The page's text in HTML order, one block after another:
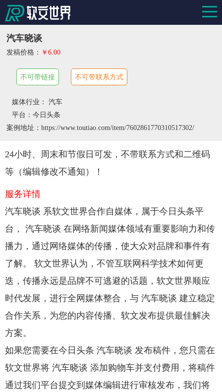
汽车晓谈
发稿价格： ￥6.00
不可带链接 不可带联系方式
媒体行业： 汽车
平台：今日头条
案例地址：https://www.toutiao.com/item/7602861770310517302/
24小时、周末和节假日可发，不带联系方式和二维码
等（编辑修改不通知）！
服务详情
汽车晓谈 系软文世界合作自媒体，属于今日头条平
台， 汽车晓谈 在网络新闻媒体领域有重要影响力和传
播力，通过网络媒体的传播，使大众对品牌和事件有
了解。 软文世界认为，不管互联网科学技术如何更
迭，传播永远是品牌不可逃避的话题，软文世界顺应
时代发展，进行全网媒体整合，与 汽车晓谈 建立稳定
合作关系，为您的内容传播、软文发布提供最佳解决
方案。
如果您需要在今日头条 汽车晓谈 发布稿件，您只需在
软文世界将 汽车晓谈 添加购物车并支付费用，将稿件
通过我们平台提交到媒体编辑进行审核发布，我们将